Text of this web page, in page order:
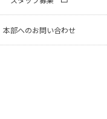
本部へのお問い合わせ